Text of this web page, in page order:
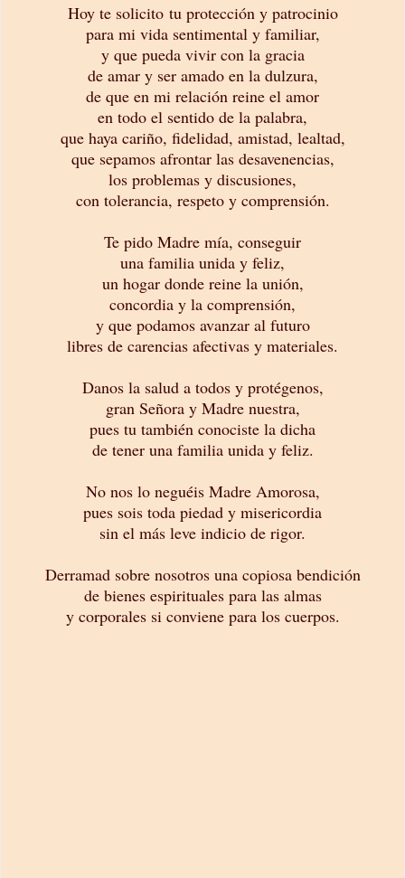
Hoy te solicito tu protección y patrocinio
para mi vida sentimental y familiar,
y que pueda vivir con la gracia
de amar y ser amado en la dulzura,
de que en mi relación reine el amor
en todo el sentido de la palabra,
que haya cariño, fidelidad, amistad, lealtad,
que sepamos afrontar las desavenencias,
los problemas y discusiones,
con tolerancia, respeto y comprensión.
Te pido Madre mía, conseguir
una familia unida y feliz,
un hogar donde reine la unión,
concordia y la comprensión,
y que podamos avanzar al futuro
libres de carencias afectivas y materiales.
Danos la salud a todos y protégenos,
gran Señora y Madre nuestra,
pues tu también conociste la dicha
de tener una familia unida y feliz.
No nos lo neguéis Madre Amorosa,
pues sois toda piedad y misericordia
sin el más leve indicio de rigor.
Derramad sobre nosotros una copiosa bendición
de bienes espirituales para las almas
y corporales si conviene para los cuerpos.